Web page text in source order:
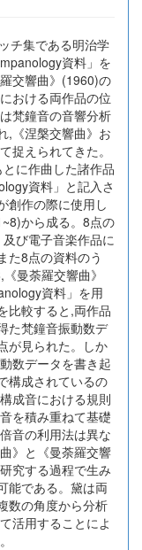
チ集である明治学
資料」を
交響曲》(1960)の
おける両作品の位
梵鐘音の音響分析
,《涅槃交響曲》お
捉えられてきた。
に作曲した諸作品
資料」と記入さ
創作の際に使用し
から成る。8点の
び電子音楽作品に
た8点の資料のう
曼荼羅交響曲》
資料」を用
比較すると,両作品
た梵鐘音振動数デ
が見られた。しか
数データを書き起
構成されているの
成音における規則
を積み重ねて基礎
音の利用法は異な
》と《曼荼羅交響
究する過程で生み
能である。黛は両
数の角度から分析
活用することによ